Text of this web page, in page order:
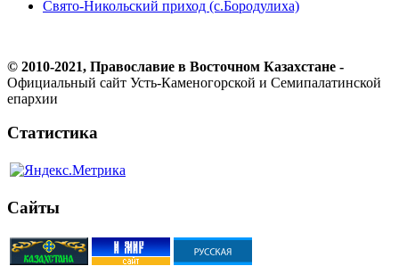
Свято-Никольский приход (с.Бородулиха)
© 2010-2021, Православие в Восточном Казахстане -
Официальный сайт Усть-Каменогорской и Семипалатинской
епархии
Статистика
Сайты